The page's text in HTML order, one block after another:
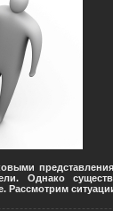
Однако